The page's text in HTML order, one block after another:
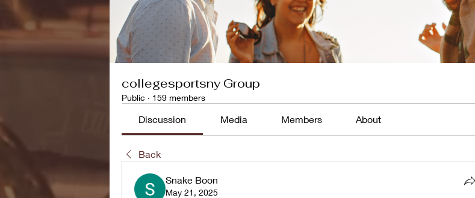
collegesportsny Group
Public · 159 members
Discussion Media Members About
Back
Snake Boon
May 21, 2025